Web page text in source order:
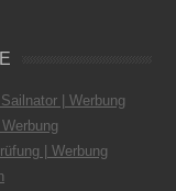
| Werbung
| Werbung